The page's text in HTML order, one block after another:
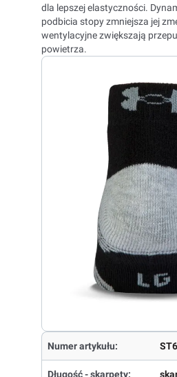
dla lepszej elastyczności.
podbicia stopy zmniejsza jej
wentylacyjne zwiększają
powietrza.
Numer artykułu:
Długość - skarpety: